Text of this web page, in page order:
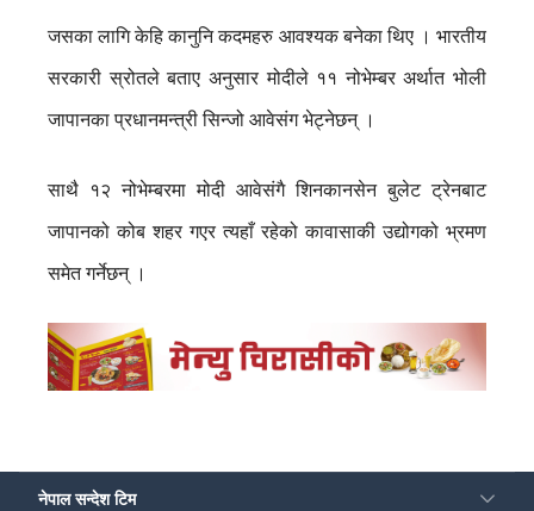
जसका लागि केहि कानुनि कदमहरु आवश्यक बनेका थिए । भारतीय
सरकारी स्रोतले बताए अनुसार मोदीले ११ नोभेम्बर अर्थात भोली
जापानका प्रधानमन्त्री सिन्जो आवेसंग भेट्नेछन् ।
साथै १२ नोभेम्बरमा मोदी आवेसंगै शिनकानसेन बुलेट ट्रेनबाट
जापानको कोब शहर गएर त्यहाँ रहेको कावासाकी उद्योगको भ्रमण
समेत गर्नेछन् ।
नेपाल सन्देश टिम